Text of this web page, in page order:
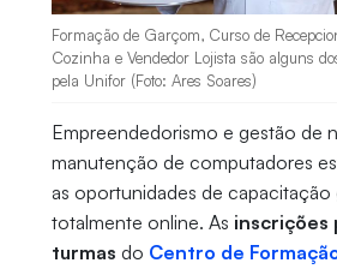
Formação de Garçom, Curso de
Cozinha e Vendedor Lojista são alguns
pela Unifor (Foto: Ares Soares)
Empreendedorismo e gestão de
manutenção de computadores
as oportunidades de capacitação
totalmente online. As inscrições
turmas do Centro de